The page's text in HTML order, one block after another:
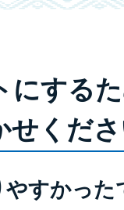
にする
せくだ
すかっ